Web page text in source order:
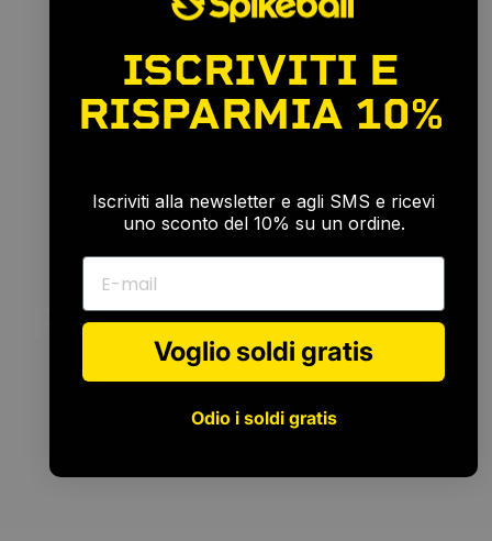
Per ogni livello di abilità
ISCRIVITI E
RISPARMIA 10%
Iscriviti alla newsletter e agli SMS e ricevi
uno sconto del 10% su un ordine.
E-mail
Voglio soldi gratis
Odio i soldi gratis